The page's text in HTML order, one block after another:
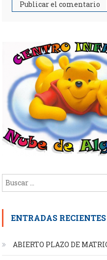
ENTRADAS RECIENTES
ABIERTO PLAZO DE